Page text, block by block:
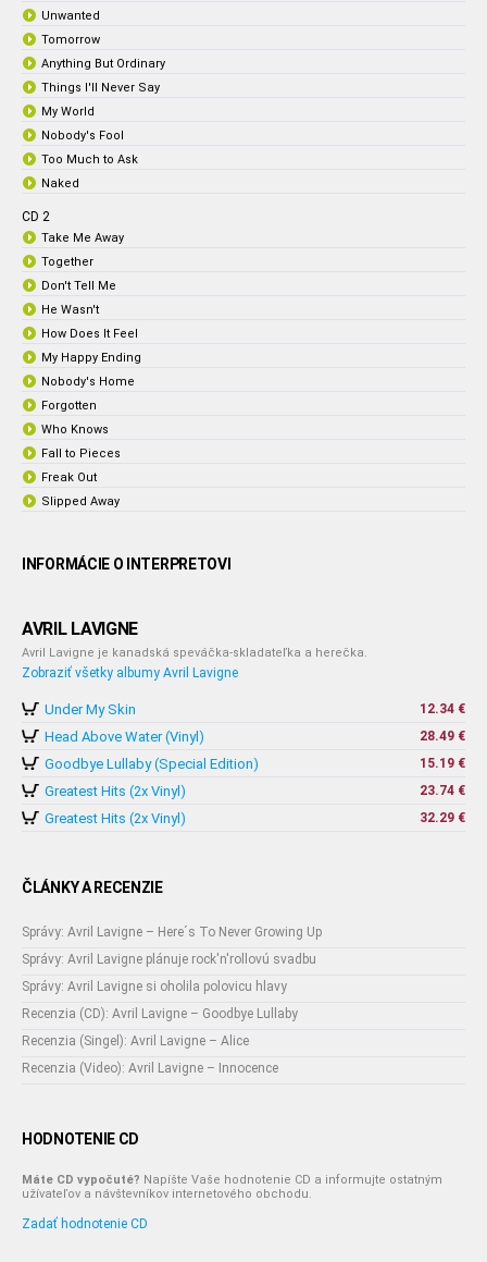
Unwanted
Tomorrow
Anything But Ordinary
Things I'll Never Say
My World
Nobody's Fool
Too Much to Ask
Naked
CD 2
Take Me Away
Together
Don't Tell Me
He Wasn't
How Does It Feel
My Happy Ending
Nobody's Home
Forgotten
Who Knows
Fall to Pieces
Freak Out
Slipped Away
INFORMÁCIE O INTERPRETOVI
AVRIL LAVIGNE
Avril Lavigne je kanadská speváčka-skladateľka a herečka.
Zobraziť všetky albumy Avril Lavigne
Under My Skin 12.34 €
Head Above Water (Vinyl) 28.49 €
Goodbye Lullaby (Special Edition) 15.19 €
Greatest Hits (2x Vinyl) 23.74 €
Greatest Hits (2x Vinyl) 32.29 €
ČLÁNKY A RECENZIE
Správy: Avril Lavigne – Here´s To Never Growing Up
Správy: Avril Lavigne plánuje rock'n'rollovú svadbu
Správy: Avril Lavigne si oholila polovicu hlavy
Recenzia (CD): Avril Lavigne – Goodbye Lullaby
Recenzia (Singel): Avril Lavigne – Alice
Recenzia (Video): Avril Lavigne – Innocence
HODNOTENIE CD
Máte CD vypočuté? Napíšte Vaše hodnotenie CD a informujte ostatným
užívateľov a návštevníkov internetového obchodu.
Zadať hodnotenie CD